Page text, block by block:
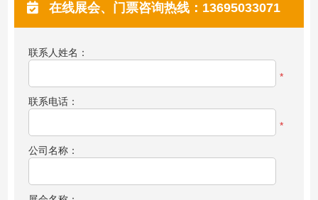
在线展会、门票咨询热线：13695033071
联系人姓名：
*
联系电话：
*
公司名称：